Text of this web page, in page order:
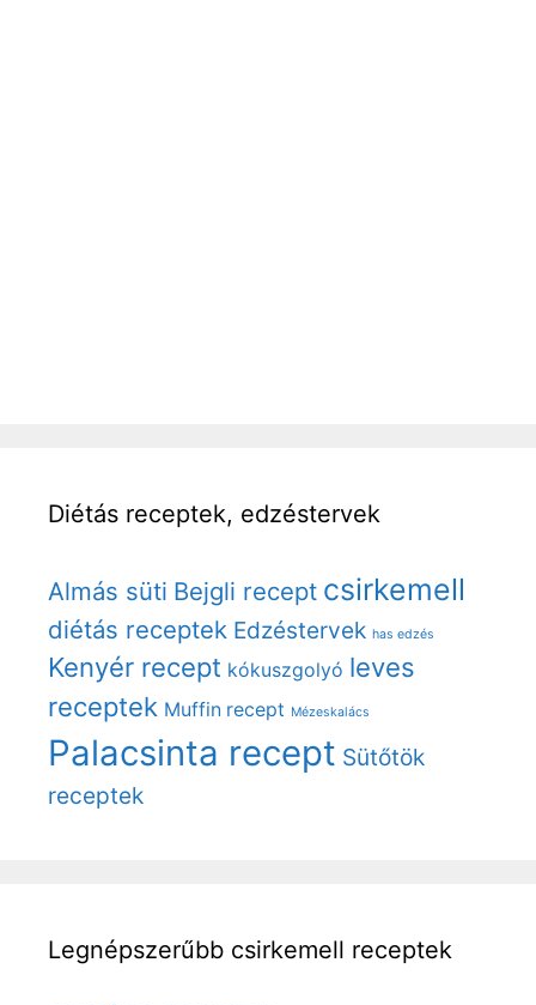
Diétás receptek, edzéstervek
Almás süti Bejgli recept csirkemell
diétás receptek Edzéstervek has edzés
Kenyér recept kókuszgolyó leves
receptek Muffin recept Mézeskalács
Palacsinta recept Sütőtök
receptek
Legnépszerűbb csirkemell receptek